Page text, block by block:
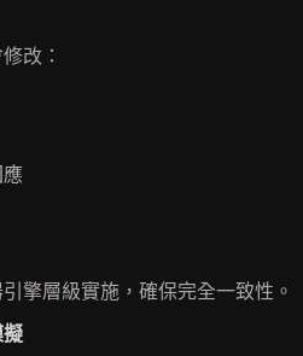
改：
擎層級實施，確保完全一致性。